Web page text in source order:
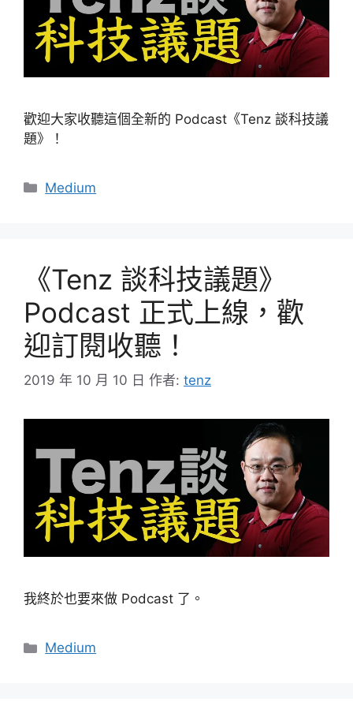
歡迎大家收聽這個全新的 Podcast《Tenz 談科技議
題》！
分
Medium
《Tenz 談科技議題》
Podcast 正式上線，歡
迎訂閱收聽！
2019 年 10 月 10 日 作者: tenz
我終於也要來做 Podcast 了。
分
Medium